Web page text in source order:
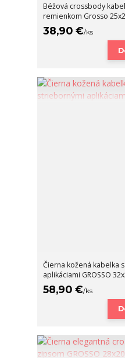
Béžová crossbody
remienkom Grosso
38,90 €/ks
Čierna kožená kabelka
aplikáciami GROSSO
58,90 €/ks